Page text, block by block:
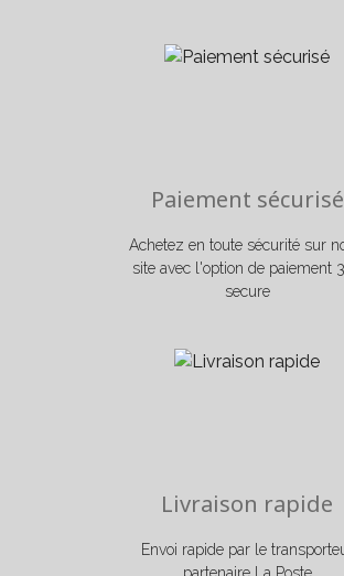
Paiement sécurisé
Achetez en toute sécurité sur
site avec l'option de paiement
secure
Livraison rapide
Envoi rapide par le